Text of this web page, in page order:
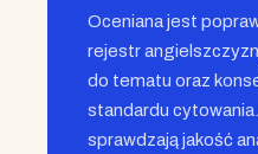
Oceniana jest
rejestr
do tematu oraz
standardu
sprawdzają jakość